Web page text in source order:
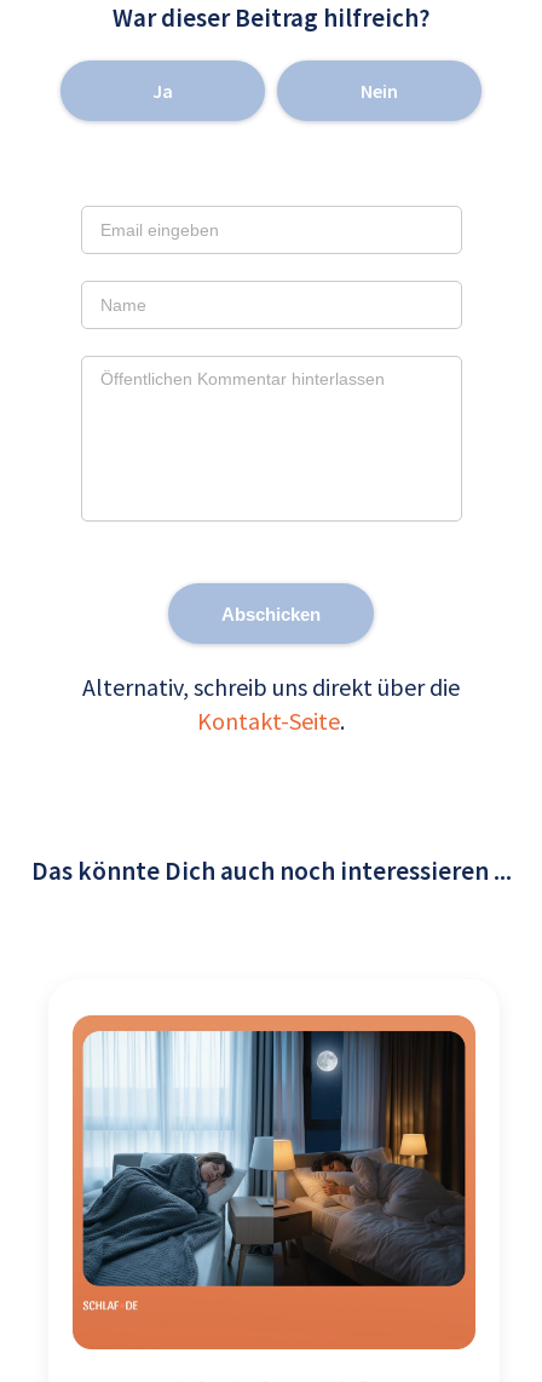
War dieser Beitrag hilfreich?
Ja Nein
Abschicken
Alternativ, schreib uns direkt über die
Kontakt-Seite.
Das könnte Dich auch noch interessieren ...